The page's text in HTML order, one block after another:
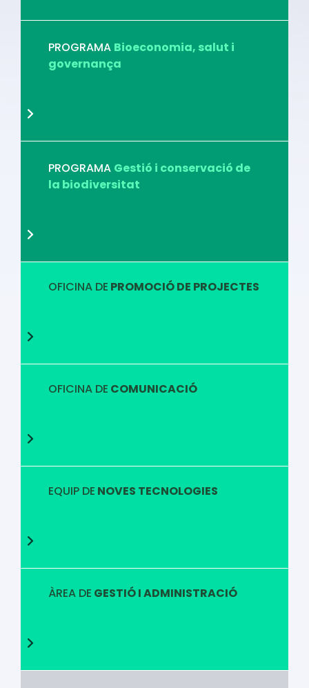
PROGRAMA Bioeconomia, salut i
governança
PROGRAMA Gestió i conservació de
la biodiversitat
OFICINA DE PROMOCIÓ DE PROJECTES
OFICINA DE COMUNICACIÓ
EQUIP DE NOVES TECNOLOGIES
ÀREA DE GESTIÓ I ADMINISTRACIÓ